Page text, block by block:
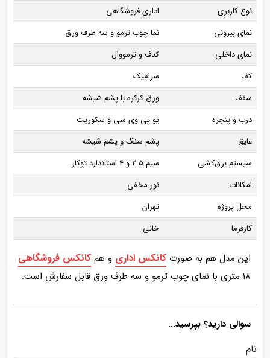
نوع کاربری
اداری-فروشگاهی
نمای بیرونی
نما چوب ترمو و سه طرف ورق
نمای داخلی
کناف و ترمووال
کف
سرامیک
سقف
ورق کرکره با پشم شیشه
درب و پنجره
یو پی وی سی و سکوریت
عایق
پشم سنگ و پشم شیشه
سیستم برق‌کشی
سیم 2.5 و 4 استاندارد توکار
امکانات
نور مخفی
محل پروژه
تهران
کارفرما
خانی
این مدل هم به صورت کانکس اداری و هم کانکس فروشگاهی
18 متری با نمای چوب ترمو و سه طرف ورق قابل سفارش است.
سوالی دارید؟ بپرسید...
نام